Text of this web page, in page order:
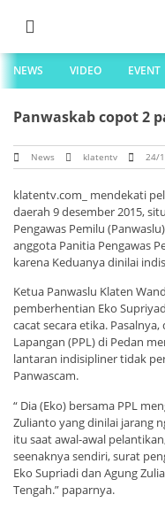
NEWS VIDEO EVENT
Panwaskab copot 2
News klatentv 24/
klatentv.com_ mendekati
daerah 9 desember 2015,
Pengawas Pemilu
anggota Panitia Pengawas
karena Keduanya dinilai
Ketua Panwaslu Klaten
pemberhentian Eko
cacat secara etika.
Lapangan (PPL) di Pedan
lantaran indisipliner tidak
Panwascam.
“ Dia (Eko) bersama PPL
Zulianto yang dinilai jarang
itu saat awal-awal
seenaknya sendiri, surat
Eko Supriadi dan Agung
Tengah.” paparnya.